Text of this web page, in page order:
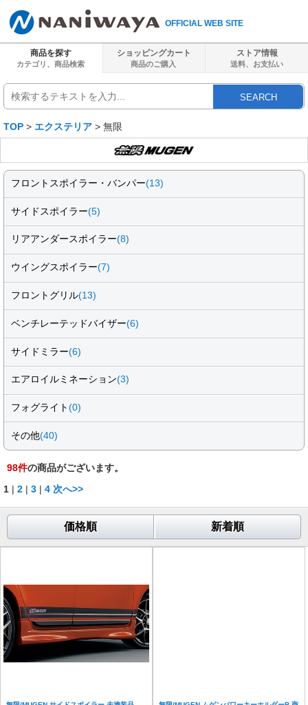
OFFICIAL WEB SITE
商品を探す
カテゴリ、商品検索
ショッピングカート
商品のご購入
ストア情報
送料、 お支払い
SEARCH
TOP > エクステリア > 無限
フロントスポイラー・バンパー(13)
サイドスポイラー(5)
リアアンダースポイラー(8)
ウイングスポイラー(7)
フロントグリル(13)
ベンチレーテッドバイザー(6)
サイドミラー(6)
エアロイルミネーション(3)
フォグライト(0)
その他(40)
98件の商品がございます。
1 | 2 | 3 | 4 次へ>>
価格順 新着順